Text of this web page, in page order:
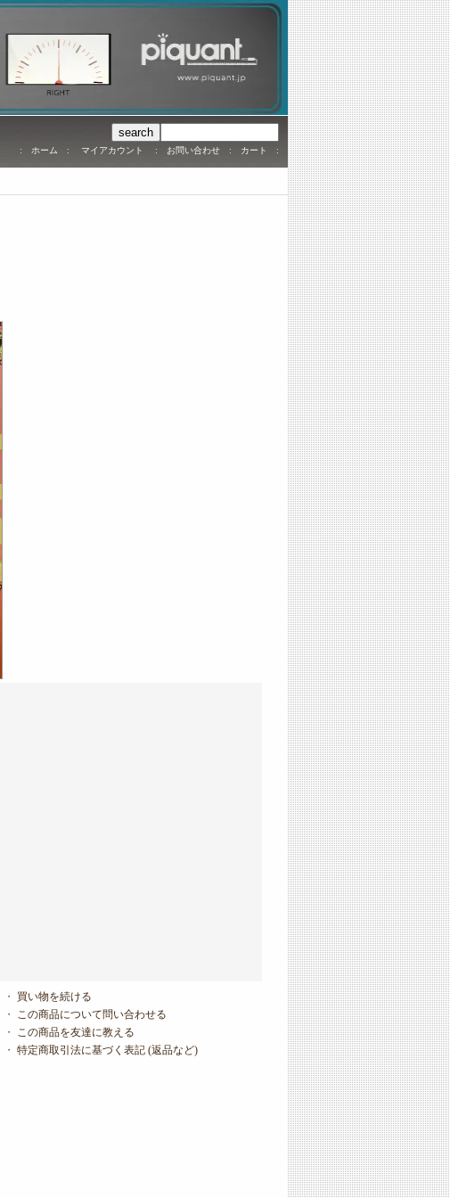
: ホーム : マイアカウント : お問い合わせ : カート :
・ 買い物を続ける
・ この商品について問い合わせる
・ この商品を友達に教える
・ 特定商取引法に基づく表記 (返品など)